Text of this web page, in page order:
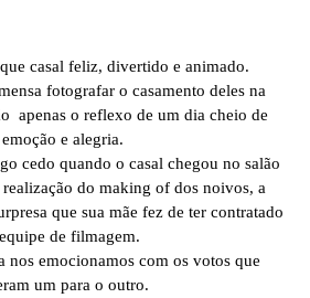
casal feliz, divertido e animado.
fotografar o casamento deles na
apenas o reflexo de um dia cheio de
emoção e alegria.
cedo quando o casal chegou no salão
realização do making of dos noivos, a
que sua mãe fez de ter contratado
de filmagem.
nos emocionamos com os votos que
um para o outro.